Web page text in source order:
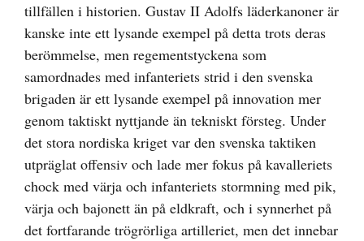
tillfällen i historien. Gustav II Adolfs läderkanoner är
kanske inte ett lysande exempel på detta trots deras
berömmelse, men regementstyckena som
samordnades med infanteriets strid i den svenska
brigaden är ett lysande exempel på innovation mer
genom taktiskt nyttjande än tekniskt försteg. Under
det stora nordiska kriget var den svenska taktiken
utpräglat offensiv och lade mer fokus på kavalleriets
chock med värja och infanteriets stormning med pik,
värja och bajonett än på eldkraft, och i synnerhet på
det fortfarande trögrörliga artilleriet, men det innebar